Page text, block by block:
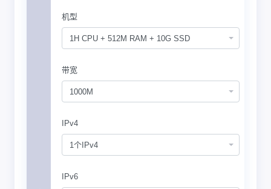
机型
1H CPU + 512M RAM + 10G SSD
带宽
1000M
IPv4
1个IPv4
IPv6